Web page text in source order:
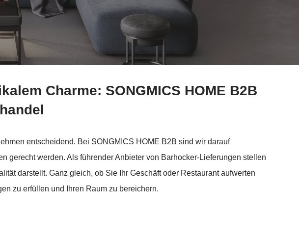
Charme: SONGMICS HOME B2B
entscheidend. Bei SONGMICS HOME B2B sind wir darauf
gerecht werden. Als führender Anbieter von Barhocker-Lieferungen stellen
darstellt. Ganz gleich, ob Sie Ihr Geschäft oder Restaurant aufwerten
zu erfüllen und Ihren Raum zu bereichern.